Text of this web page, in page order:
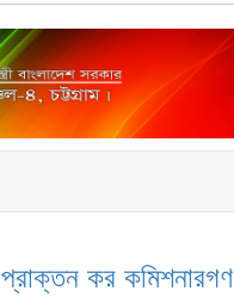
প্রাক্তন কর কমিশনারগণ